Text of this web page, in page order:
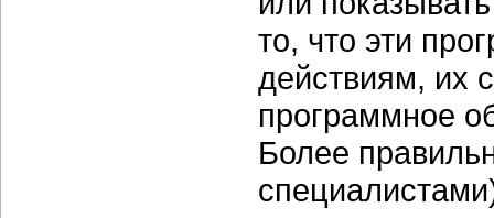
то, что эти
действиям, их
программное
Более